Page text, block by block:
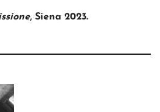
, Siena 2023.